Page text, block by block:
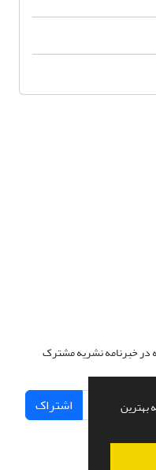
بهترین
در خبرنامه نشریه مشترک
اشتراک